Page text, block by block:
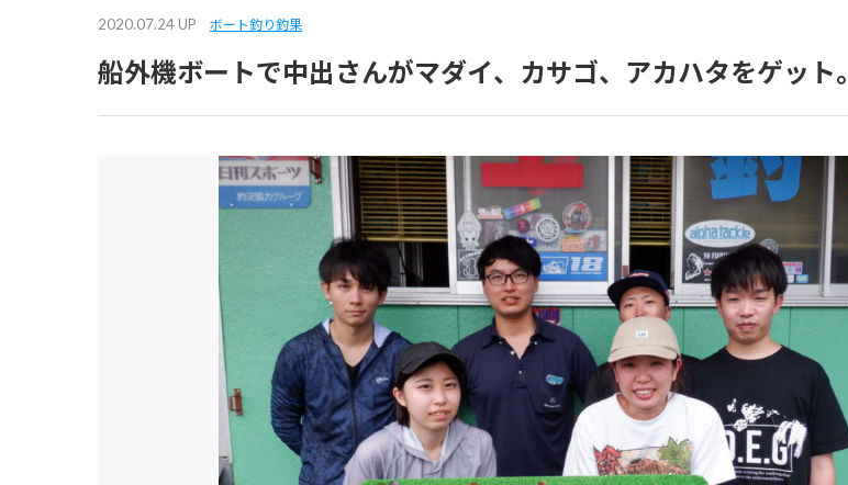
2020.07.24 UP ボート釣り釣果
船外機ボートで中出さんがマダイ、カサゴ、アカハタをゲット。